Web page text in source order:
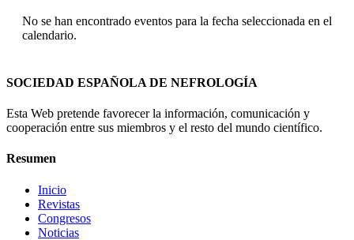
No se han encontrado eventos para la fecha seleccionada en el
calendario.
SOCIEDAD ESPAÑOLA DE NEFROLOGÍA
Esta Web pretende favorecer la información, comunicación y
cooperación entre sus miembros y el resto del mundo científico.
Resumen
Inicio
Revistas
Congresos
Noticias